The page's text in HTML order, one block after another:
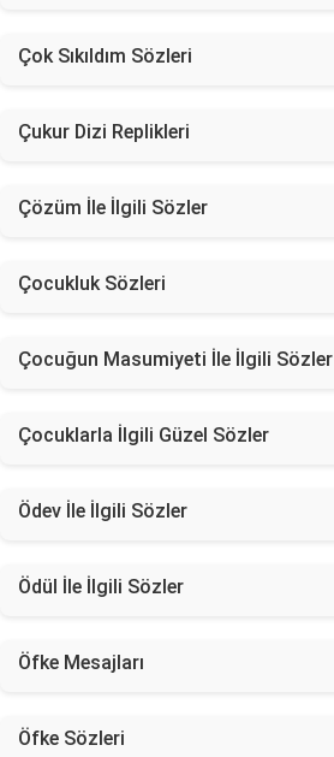
Çok Sıkıldım Sözleri
Çukur Dizi Replikleri
Çözüm İle İlgili Sözler
Çocukluk Sözleri
Çocuğun Masumiyeti İle İlgili Sözler
Çocuklarla İlgili Güzel Sözler
Ödev İle İlgili Sözler
Ödül İle İlgili Sözler
Öfke Mesajları
Öfke Sözleri